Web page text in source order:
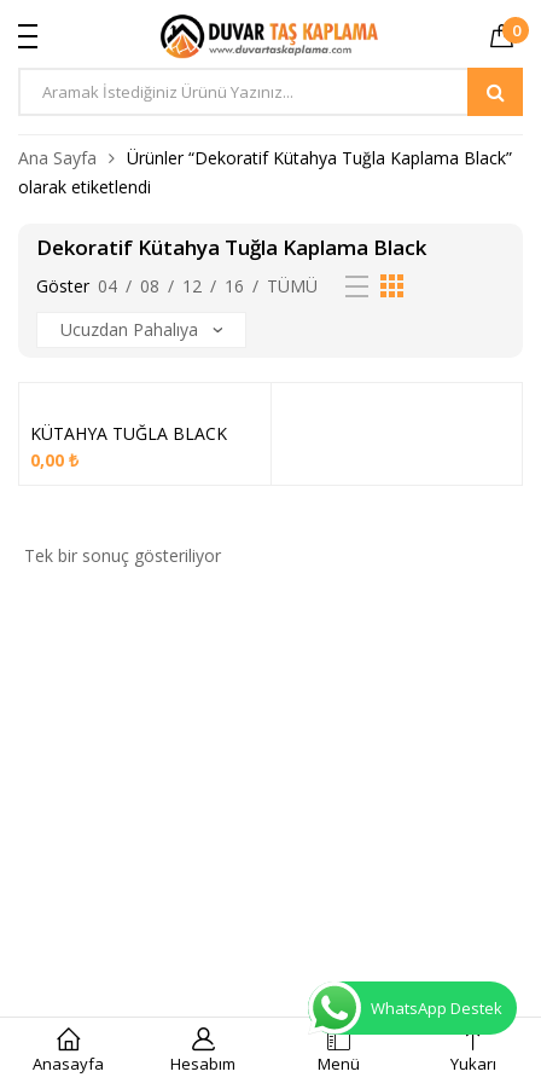
0
Ürün
Anasayfa Hesabım Menü Yukarı
Ana Sayfa
Ürünler “Dekoratif Kütahya Tuğla Kaplama Black”
olarak etiketlendi
Dekoratif Kütahya Tuğla Kaplama Black
Göster 04 / 08 / 12 / 16 / TÜMÜ
KÜTAHYA TUĞLA BLACK
0,00 ₺
Tek bir sonuç gösteriliyor
WhatsApp Destek